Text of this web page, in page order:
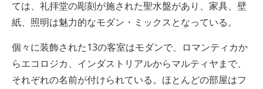
ては、礼拝堂の彫刻が施された聖水盤があり、家具、壁
紙、照明は魅力的なモダン・ミックスとなっている。
個々に装飾された13の客室はモダンで、ロマンティカか
らエコロジカ、インダストリアルからマルティヤまで、
それぞれの名前が付けられている。ほとんどの部屋はフ